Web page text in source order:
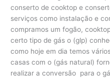
conserto de cooktop e
serviços como instalação e
compramos um fogão,
certo tipo de gás o (glp)
como hoje em dia temos
casas com o (gás natural)
realizar a conversão para o